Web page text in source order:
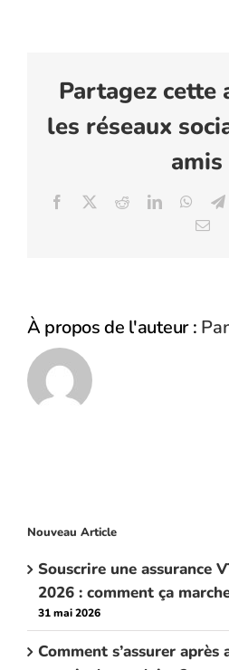
Partagez cette
les réseaux
amis
Facebook RedditLinkedIn
À propos de l'auteur :
Nouveau Article
Souscrire une assurance
2026 : comment ça
31 mai 2026
Comment s’assurer